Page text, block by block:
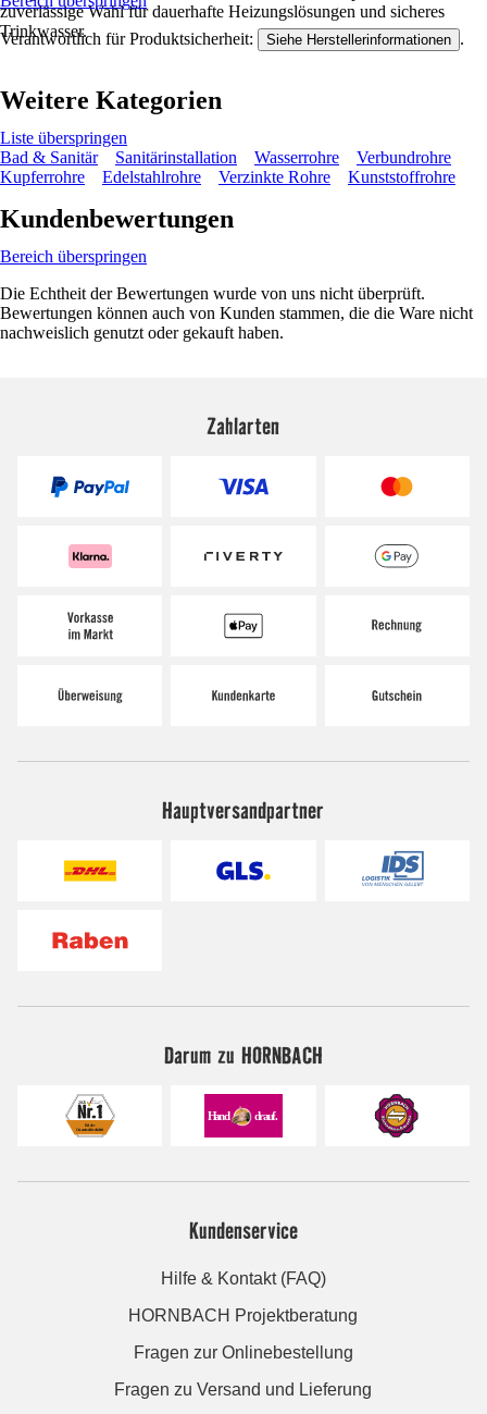
zuverlässige Wahl für dauerhafte Heizungslösungen und sicheres
Trinkwasser.
Verantwortlich für Produktsicherheit: Siehe Herstellerinformationen .
Weitere Kategorien
Liste überspringen
Bad & Sanitär
Sanitärinstallation Wasserrohre
Verbundrohre
Kupferrohre
Edelstahlrohre Verzinkte Rohre Kunststoffrohre
Kundenbewertungen
Bereich überspringen
Die Echtheit der Bewertungen wurde von uns nicht überprüft.
Bewertungen können auch von Kunden stammen, die die Ware nicht
nachweislich genutzt oder gekauft haben.
Zahlarten
Hauptversandpartner
Darum zu HORNBACH
Kundenservice
Hilfe & Kontakt (FAQ)
HORNBACH Projektberatung
Fragen zur Onlinebestellung
Fragen zu Versand und Lieferung